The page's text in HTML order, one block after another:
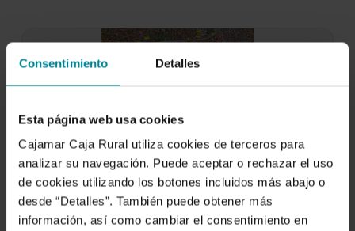
Consentimiento Detalles
Esta página web usa cookies
Cajamar Caja Rural utiliza cookies de terceros para
analizar su navegación. Puede aceptar o rechazar el uso
de cookies utilizando los botones incluidos más abajo o
desde “Detalles”. También puede obtener más
información, así como cambiar el consentimiento en